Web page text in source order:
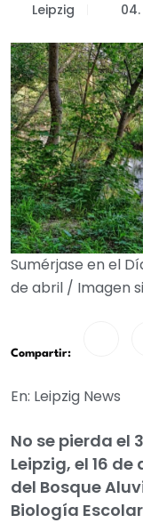
Leipzig
Sumérjase en el
de abril / Imagen
Compartir:
En: Leipzig News
No se pierda el
Leipzig, el 16
del Bosque
Biología